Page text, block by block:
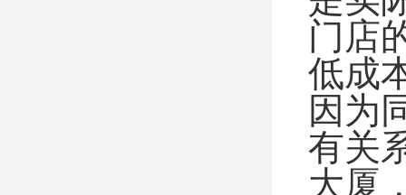
门店
低成
因为
有关
大厦